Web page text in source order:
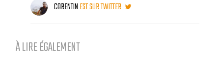
CORENTINEST SUR TWITTER
À LIRE ÉGALEMENT